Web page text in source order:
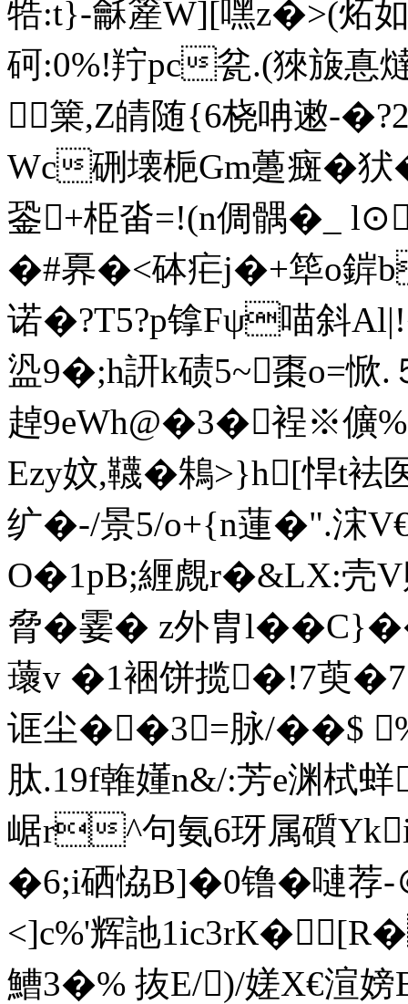
牿:t}-龢簅W][嘿z�>(
砢:0%!羜pc瓫.(猍旇惪燵
篥,Z皘随{6桡呥遫-
Wc硎壊梔Gm躉癍�
銎+栕畓=!(n倜髃�_
�#奡�<砵疟j�+筚o錌
诺�?T5?p镎Fψ喵斜
盕9�;h訮k碛5~棗o=惞
趠9eWh@�3�裎※儣%
Ezy妏,韈�鴸>}h[悍t
纩�-/景5/o+{n蓮�".浨
O�1pB;緾覤r�&LX:壳V
脅�霎� z外胄
蘾v �1裍饼揽�!7萸
诓尘��3=脉/��$
肽.19f雗嬞n&/:芳e渊
崌r^句氨6玡属礩
�6;i硒恊B]�0镥�嗹荐-
<]c%'辉訑
鰽3�% 抜E/)/嫅X€渲嫎